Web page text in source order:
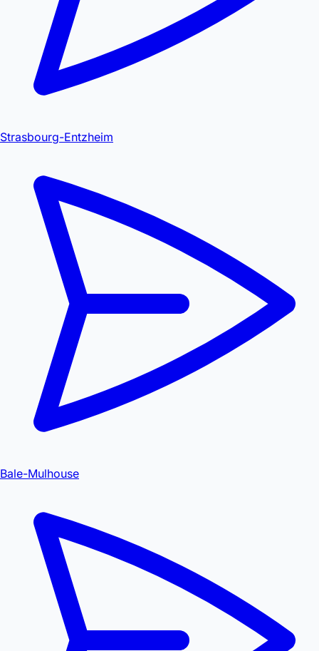
Strasbourg-Entzheim
Bale-Mulhouse